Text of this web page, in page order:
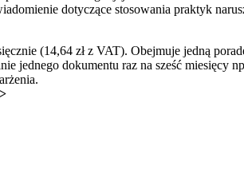
dotyczące stosowania praktyk
(14,64 zł z VAT). Obejmuje jedną
jednego dokumentu raz na sześć miesięcy